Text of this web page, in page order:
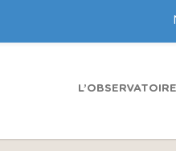
L’OBSERVATOIRE